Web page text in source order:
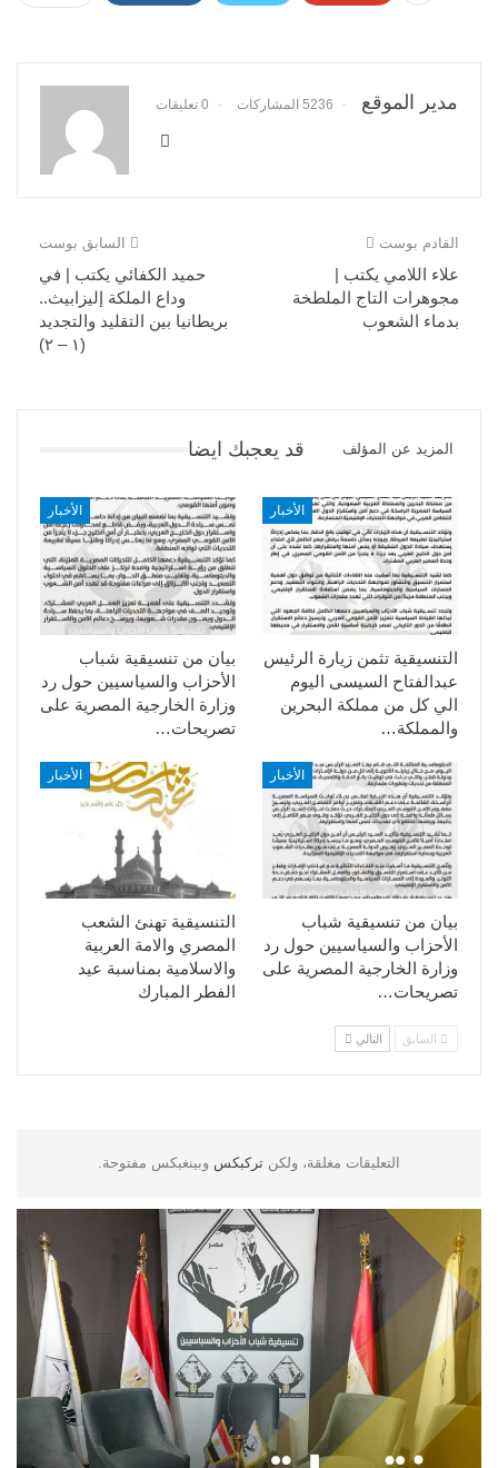
مدير الموقع 5236 المشاركات 0 تعليقات
السابق بوست
حميد الكفائي يكتب | في
وداع الملكة إليزابيث..
بريطانيا بين التقليد والتجديد
(١ – ٢)
القادم بوست
علاء اللامي يكتب |
مجوهرات التاج الملطخة
بدماء الشعوب
قد يعجبك ايضا المزيد عن المؤلف
الأخبار
بيان من تنسيقية شباب
الأحزاب والسياسيين حول رد
وزارة الخارجية المصرية على
تصريحات…
الأخبار
التنسيقية تثمن زيارة الرئيس
عبدالفتاح السيسى اليوم
الي كل من مملكة البحرين
والمملكة…
الأخبار
التنسيقية تهنئ الشعب
المصري والامة العربية
والاسلامية بمناسبة عيد
الفطر المبارك
الأخبار
بيان من تنسيقية شباب
الأحزاب والسياسيين حول رد
وزارة الخارجية المصرية على
تصريحات…
السابق التالي
التعليقات مغلقة، ولكن تركبكس وبينغبكس مفتوحة.